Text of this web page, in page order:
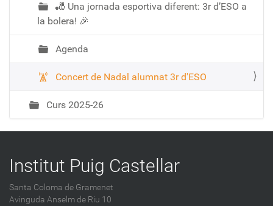
🎳 Una jornada esportiva diferent: 3r d’ESO a
la bolera! 🎉
Agenda
Concert de Nadal alumnat 3r d'ESO
Curs 2025-26
Institut Puig Castellar
Santa Coloma de Gramenet
Avinguda Anselm de Riu 10